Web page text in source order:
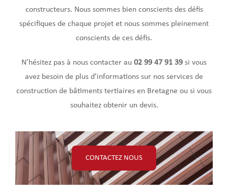
constructeurs. Nous sommes bien conscients des défis
spécifiques de chaque projet et nous sommes pleinement
conscients de ces défis.
N’hésitez pas à nous contacter au 02 99 47 91 39 si vous
avez besoin de plus d’informations sur nos services de
construction de bâtiments tertiaires en Bretagne ou si vous
souhaitez obtenir un devis.
CONTACTEZ NOUS